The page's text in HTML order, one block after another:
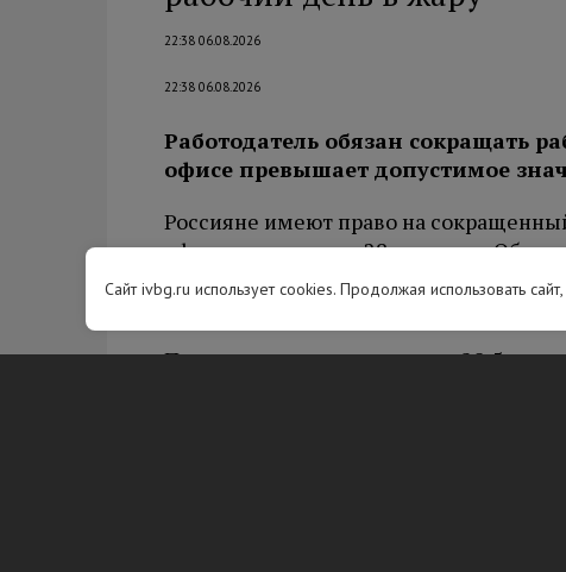
22:38 06.08.2026
22:38 06.08.2026
Работодатель обязан сокращать
офисе превышает допустимое
Россияне имеют право на
офисах превышает 28 градусов. Об
главный технический инспектор
России Алексей Безюков.
По словам эксперта, уже при 28,5
Сайт ivbg.ru использует cookies. Продолжая использовать